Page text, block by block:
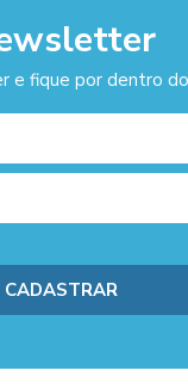
e fique por dentro